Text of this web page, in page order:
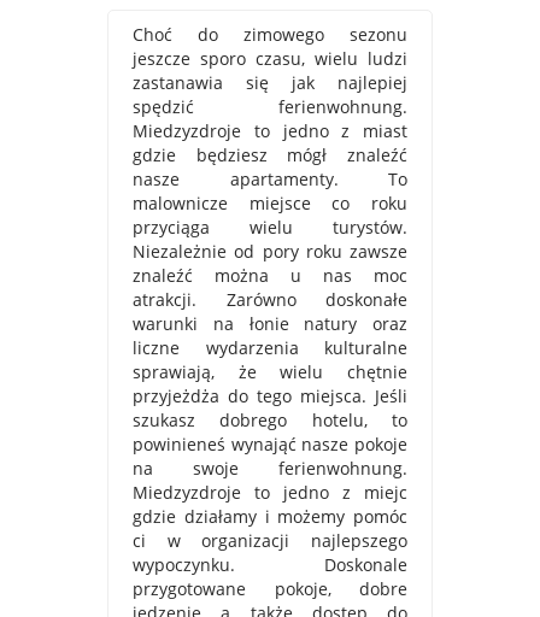
Choć do zimowego sezonu
jeszcze sporo czasu, wielu ludzi
zastanawia się jak najlepiej
spędzić ferienwohnung.
Miedzyzdroje to jedno z miast
gdzie będziesz mógł znaleźć
nasze apartamenty. To
malownicze miejsce co roku
przyciąga wielu turystów.
Niezależnie od pory roku zawsze
znaleźć można u nas moc
atrakcji. Zarówno doskonałe
warunki na łonie natury oraz
liczne wydarzenia kulturalne
sprawiają, że wielu chętnie
przyjeżdża do tego miejsca. Jeśli
szukasz dobrego hotelu, to
powinieneś wynająć nasze pokoje
na swoje ferienwohnung.
Miedzyzdroje to jedno z miejc
gdzie działamy i możemy pomóc
ci w organizacji najlepszego
wypoczynku. Doskonale
przygotowane pokoje, dobre